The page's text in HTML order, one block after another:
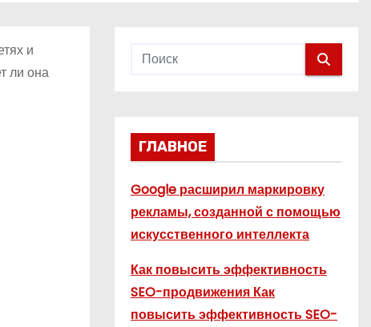
и
ли она
ГЛАВНОЕ
Google расширил маркировку
рекламы, созданной с помощью
искусственного интеллекта
Как повысить эффективность
SEO-продвижения Как
повысить эффективность SEO-